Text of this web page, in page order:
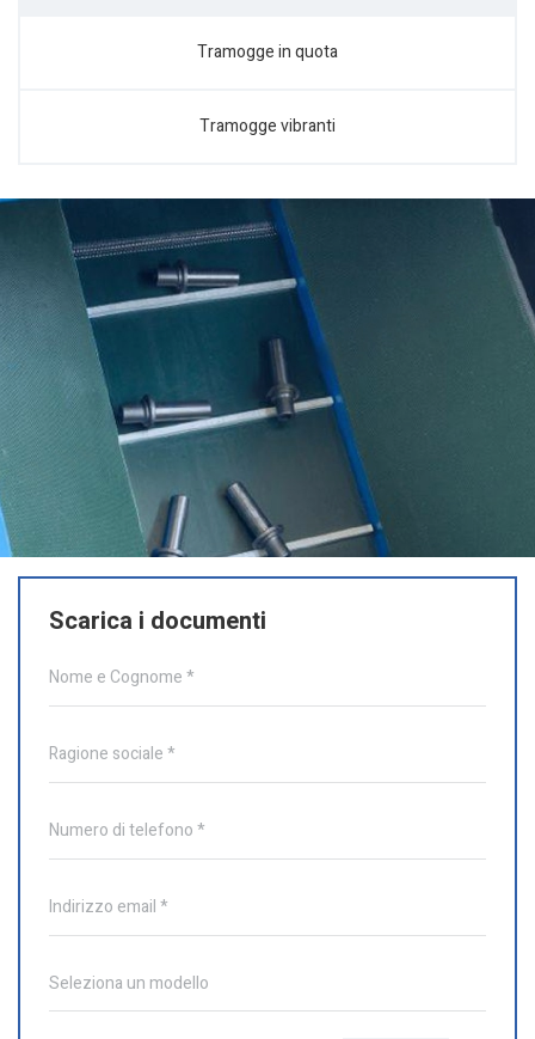
Tramogge in quota
Tramogge vibranti
Scarica i documenti
Nome e Cognome *
Ragione sociale *
Numero di telefono *
Indirizzo email *